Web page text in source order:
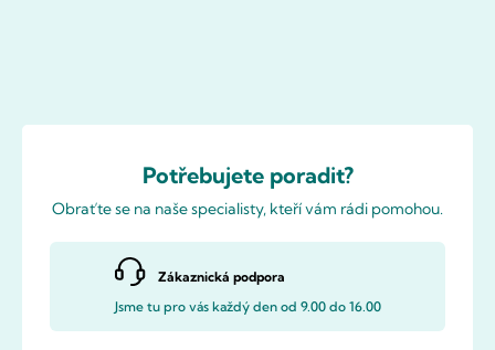
Potřebujete poradit?
Obraťte se na naše specialisty, kteří vám rádi pomohou.
Zákaznická podpora
Jsme tu pro vás každý den od 9.00 do 16.00